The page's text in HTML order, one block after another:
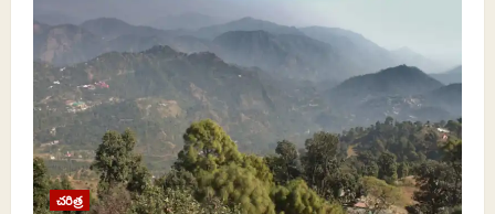
i
g
a
t
i
చరిత్ర